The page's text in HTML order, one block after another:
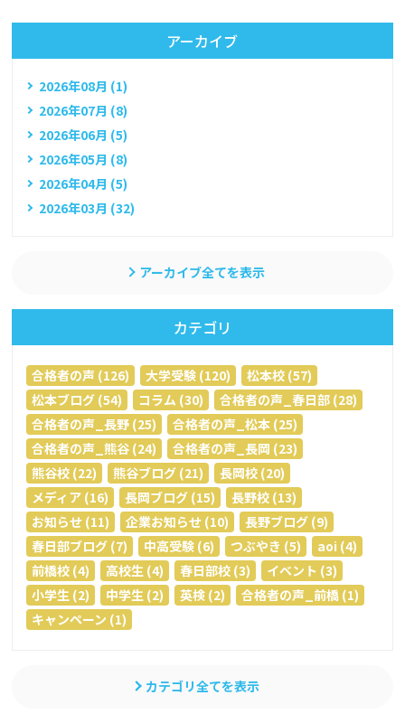
アーカイブ
2026年08月 (1)
2026年07月 (8)
2026年06月 (5)
2026年05月 (8)
2026年04月 (5)
2026年03月 (32)
アーカイブ全てを表示
カテゴリ
合格者の声 (126) 大学受験 (120)
松本校 (57)
松本ブログ (54)
コラム (30)
合格者の声_春日部 (28)
合格者の声_長野 (25)
合格者の声_松本 (25)
合格者の声_熊谷 (24)
合格者の声_長岡 (23)
熊谷校 (22)
熊谷ブログ (21)
長岡校 (20)
メディア (16)
長岡ブログ (15)
長野校 (13)
お知らせ (11)
企業お知らせ (10)
長野ブログ (9)
春日部ブログ (7)
中高受験 (6) つぶやき (5)
aoi (4)
前橋校 (4)
高校生 (4) 春日部校 (3)
イベント (3)
小学生 (2)
中学生 (2) 英検 (2)
合格者の声_前橋 (1)
キャンペーン (1)
カテゴリ全てを表示